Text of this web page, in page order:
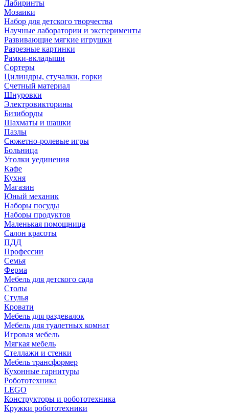
Лабиринты
Мозаики
Набор для детского творчества
Научные лаборатории и эксперименты
Развивающие мягкие игрушки
Разрезные картинки
Рамки-вкладыши
Сортеры
Цилиндры, стучалки, горки
Счетный материал
Шнуровки
Электровикторины
Бизиборды
Шахматы и шашки
Пазлы
Сюжетно-ролевые игры
Больница
Уголки уединения
Кафе
Кухня
Магазин
Юный механик
Наборы посуды
Наборы продуктов
Маленькая помощница
Салон красоты
ПДД
Профессии
Семья
Ферма
Мебель для детского сада
Столы
Cтулья
Кровати
Мебель для раздевалок
Мебель для туалетных комнат
Игровая мебель
Мягкая мебель
Стеллажи и стенки
Мебель трансформер
Кухонные гарнитуры
Робототехника
LEGO
Конструкторы и робототехника
Кружки робототехники